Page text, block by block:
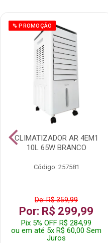
% PROMOÇÃO
CLIMATIZADOR AR 4EM1
10L 65W BRANCO
Código: 257581
De: R$ 359,99
Por: R$ 299,99
Pix 5% OFF R$ 284,99
ou em até 5x R$ 60,00 Sem
Juros